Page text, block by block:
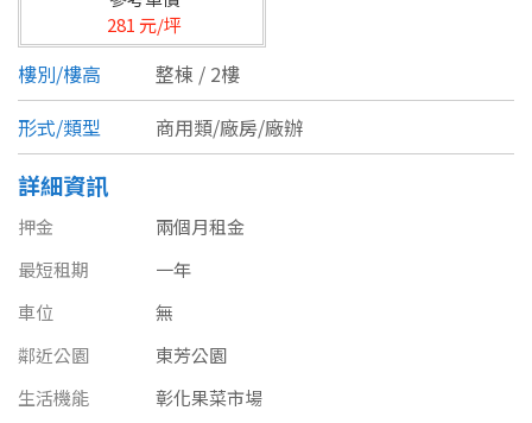
宜蘭縣
桃園市
新竹市
新竹縣
苗栗縣
台中市
類型(可複選)
不拘 公寓 電梯大樓 套房
農舍 辦公
坪數
281 元/坪
樓別/樓高
整棟 / 2樓
形式/類型
商用類/廠房/廠辦
詳細資訊
押金
兩個月租金
最短租期
一年
車位
無
鄰近公園
東芳公園
生活機能
彰化果菜市場